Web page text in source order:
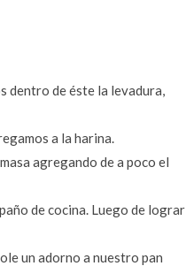
dentro de éste la levadura,
a la harina.
agregando de a poco el
de cocina. Luego de lograr
un adorno a nuestro pan